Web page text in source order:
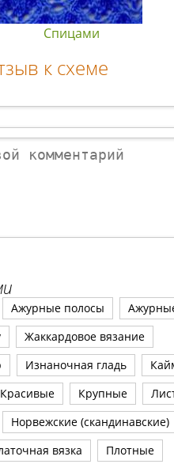
Спицами
к схеме
Ажурные полосы
Жаккардовое вязание
Изнаночная гладь
Красивые Крупные
Норвежские (скандинавские)
вязка
Плотные